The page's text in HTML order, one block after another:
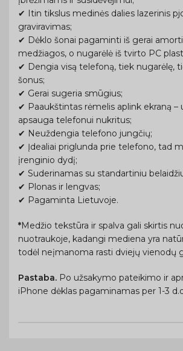
✔ Itin tikslus medinės dalies lazerinis
graviravimas;
✔ Dėklo šonai pagaminti iš gerai
medžiagos, o nugarėlė iš tvirto PC
✔ Dengia visą telefoną, tiek nugarėlę,
šonus;
✔ Gerai sugeria smūgius;
✔ Paaukštintas rėmelis aplink ekraną –
apsauga telefonui nukritus;
✔ Neuždengia telefono jungčių;
✔ Įdealiai priglunda prie telefono, tad
įrenginio dydį;
✔ Suderinamas su standartiniu
✔ Plonas ir lengvas;
✔ Pagaminta Lietuvoje.
*Medžio tekstūra ir spalva gali skirtis
nuotraukoje, kadangi mediena yra
todėl neįmanoma rasti dviejų vienodų
Pastaba. Po užsakymo pateikimo ir
iPhone dėklas pagaminamas per 1-3